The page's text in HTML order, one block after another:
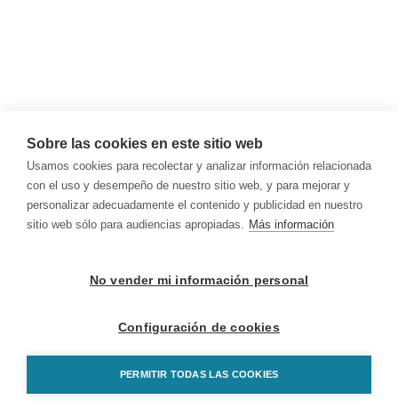
Sobre las cookies en este sitio web
Usamos cookies para recolectar y analizar información relacionada
con el uso y desempeño de nuestro sitio web, y para mejorar y
personalizar adecuadamente el contenido y publicidad en nuestro
sitio web sólo para audiencias apropiadas. Más información
No vender mi información personal
Configuración de cookies
PERMITIR TODAS LAS COOKIES